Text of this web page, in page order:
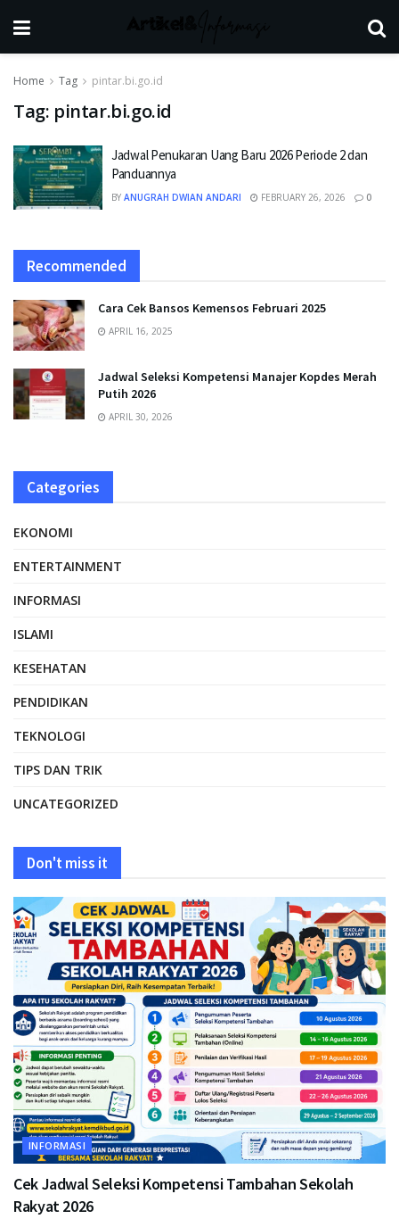
Home Tag pintar.bi.go.id
Tag: pintar.bi.go.id
Jadwal Penukaran Uang Baru 2026 Periode 2 dan
Panduannya
BY ANUGRAH DWIAN ANDARI FEBRUARY 26, 2026 0
Recommended
Cara Cek Bansos Kemensos Februari 2025
APRIL 16, 2025
Jadwal Seleksi Kompetensi Manajer Kopdes Merah
Putih 2026
APRIL 30, 2026
Categories
EKONOMI
ENTERTAINMENT
INFORMASI
ISLAMI
KESEHATAN
PENDIDIKAN
TEKNOLOGI
TIPS DAN TRIK
UNCATEGORIZED
Don't miss it
INFORMASI
Cek Jadwal Seleksi Kompetensi Tambahan Sekolah
Rakyat 2026